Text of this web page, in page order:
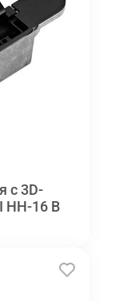
с 3D-
HH-16 B